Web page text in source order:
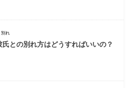
別れ
氏との別れ方はどうすればいいの？